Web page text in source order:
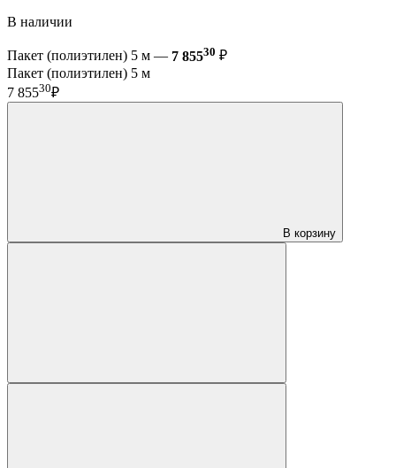
В наличии
Пакет (полиэтилен) 5 м — 7 85530 ₽
Пакет (полиэтилен) 5 м
7 85530₽
В корзину